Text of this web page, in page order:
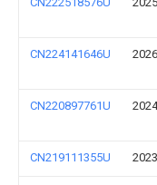
CN224141646U
CN220897761U
CN219111355U